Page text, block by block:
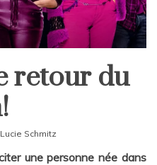
retour du
Lucie Schmitz
une personne née dans